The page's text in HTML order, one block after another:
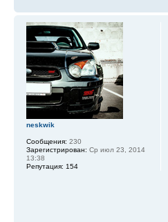
neskwik
Сообщения: 230
Зарегистрирован: Ср июл 23, 2014
13:38
Репутация: 154